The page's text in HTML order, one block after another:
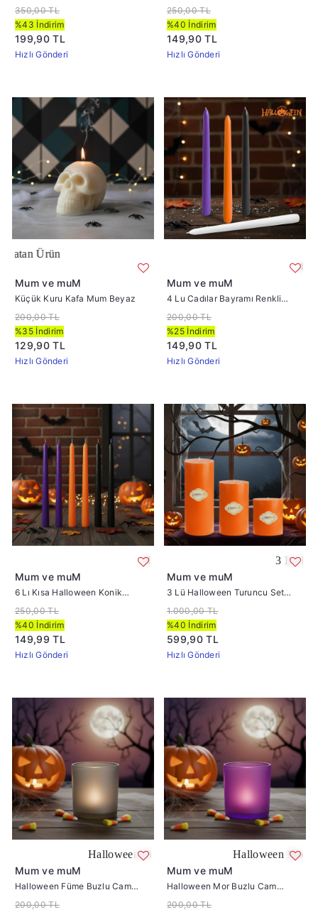
350,00 TL
%43 İndirim
199,90 TL
Hızlı Gönderi
250,00 TL
%40 İndirim
149,90 TL
Hızlı Gönderi
Mum ve muM
Küçük Kuru Kafa Mum Beyaz
200,00 TL
%35 İndirim
129,90 TL
Hızlı Gönderi
4 Lu
Mum ve muM
4 Lu Cadılar Bayramı Renkli
Konik Şamdan Mum
200,00 TL
%25 İndirim
149,90 TL
Hızlı Gönderi
Halloween Konik Şamdan Mum Yükseklik
Mum ve muM
6 Lı Kısa Halloween Konik
Şamdan Mum Yükseklik 18 cm
250,00 TL
%40 İndirim
149,99 TL
Hızlı Gönderi
3 Lü
Mum ve muM
3 Lü Halloween Turuncu Set
Mum Çap :7 cm
1.000,00 TL
%40 İndirim
599,90 TL
Hızlı Gönderi
Halloween Füme Buzlu Cam Mumluk
Mum ve muM
Halloween Füme Buzlu Cam
Mumluk
200,00 TL
Halloween Mor Buzlu
Mum ve muM
Halloween Mor Buzlu Cam
Mumluk
200,00 TL